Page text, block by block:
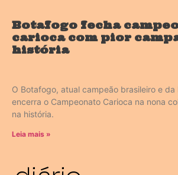
Botafogo fecha
carioca com pior
história
O Botafogo, atual campeão brasileiro e da
encerra o Campeonato Carioca na nona
na história.
Leia mais »